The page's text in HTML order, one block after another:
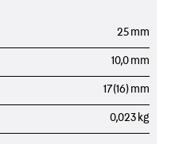
25 mm
10,0 mm
17(16) mm
0,023 kg